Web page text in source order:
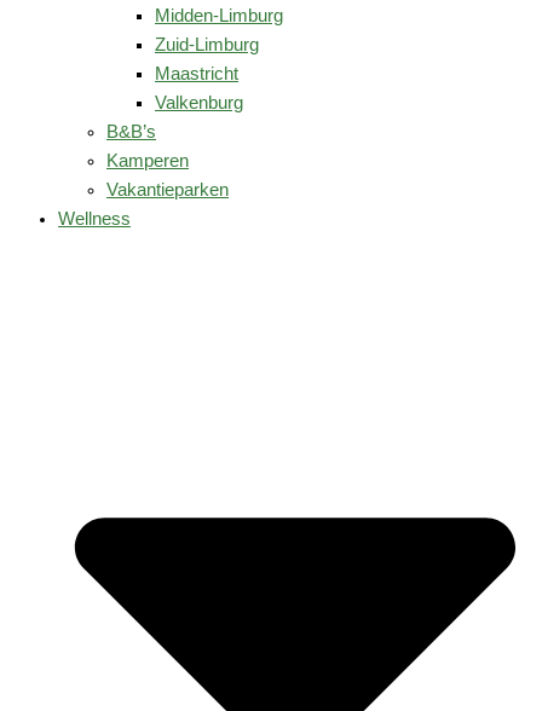
Midden-Limburg
Zuid-Limburg
Maastricht
Valkenburg
B&B’s
Kamperen
Vakantieparken
Wellness